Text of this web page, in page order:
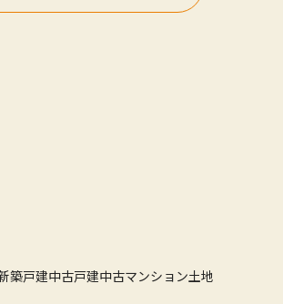
築戸建中古戸建中古マンション土地